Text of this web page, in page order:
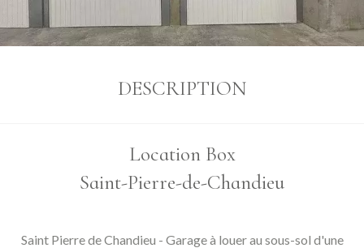
DESCRIPTION
Location Box
Saint-Pierre-de-Chandieu
Saint Pierre de Chandieu - Garage à louer au sous-sol d'une